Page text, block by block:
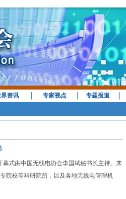
资讯│ 专家视点│ 专题报道│
式由中国无线电协会李国斌秘书长主持。来
院校等科研院所，以及各地无线电管理机